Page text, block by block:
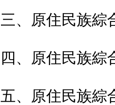
三、原住民族綜
四、原住民族綜
五、原住民族綜